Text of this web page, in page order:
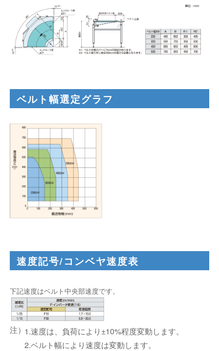
ベルト幅選定グラフ
速度記号/コンベヤ速度表
下記速度はベルト中央部速度です。
1.速度は、負荷により±10%程度変動します。
2.ベルト幅により速度は変動します。